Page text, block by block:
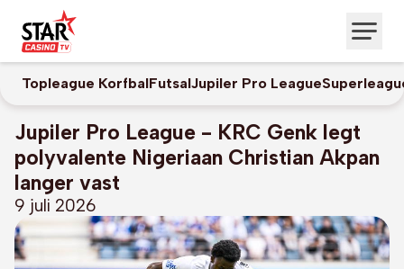
Topleague KorfbalFutsalJupiler Pro League
Jupiler Pro League - KRC Genk legt
polyvalente Nigeriaan Christian Akpan
langer vast
9 juli 2026